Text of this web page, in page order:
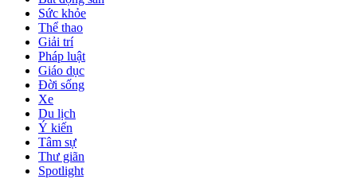
Sức khỏe
Thể thao
Giải trí
Pháp luật
Giáo dục
Đời sống
Xe
Du lịch
Ý kiến
Tâm sự
Thư giãn
Spotlight